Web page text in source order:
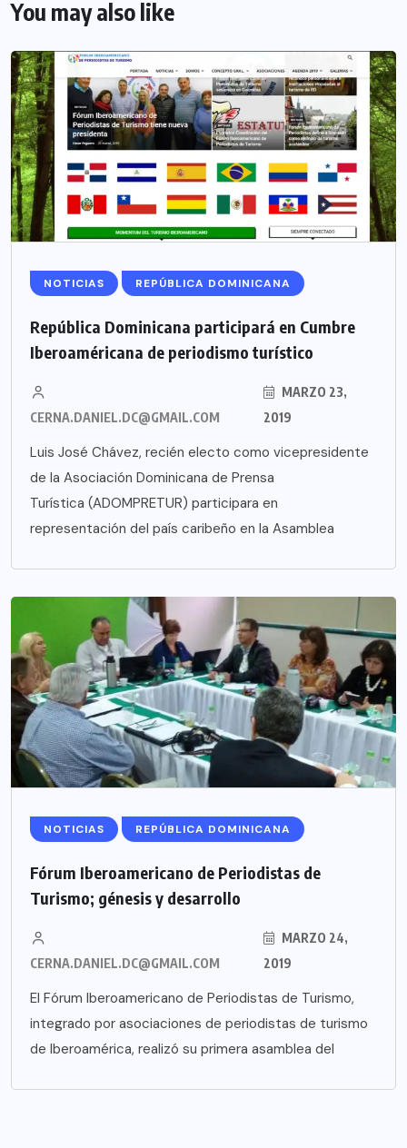
You may also like
NOTICIAS REPÚBLICA DOMINICANA
República Dominicana participará en Cumbre
Iberoaméricana de periodismo turístico
CERNA.DANIEL.DC@GMAIL.COM
MARZO 23,
2019
Luis José Chávez, recién electo como vicepresidente
de la Asociación Dominicana de Prensa
Turística (ADOMPRETUR) participara en
representación del país caribeño en la Asamblea
NOTICIAS REPÚBLICA DOMINICANA
Fórum Iberoamericano de Periodistas de
Turismo; génesis y desarrollo
CERNA.DANIEL.DC@GMAIL.COM
MARZO 24,
2019
El Fórum Iberoamericano de Periodistas de Turismo,
integrado por asociaciones de periodistas de turismo
de Iberoamérica, realizó su primera asamblea del